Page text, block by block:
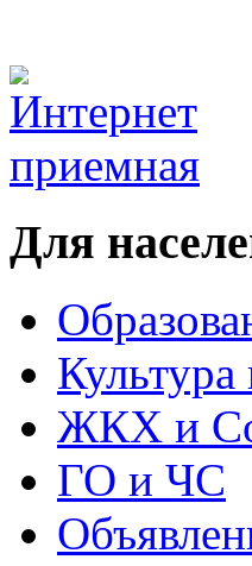
Для
Культура
ЖКХ и
ГО и ЧС